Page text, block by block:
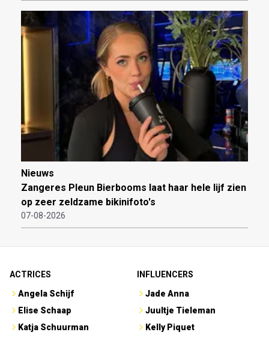
Nieuws
Zangeres Pleun Bierbooms laat haar hele lijf zien
op zeer zeldzame bikinifoto's
07-08-2026
ACTRICES
Angela Schijf
Elise Schaap
Katja Schuurman
INFLUENCERS
Jade Anna
Juultje Tieleman
Kelly Piquet